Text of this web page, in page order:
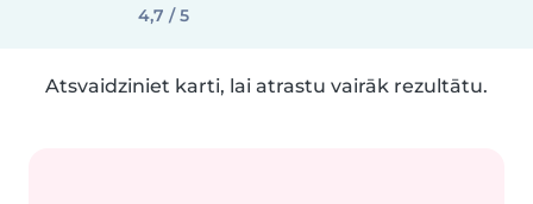
4,7 / 5
Atsvaidziniet karti, lai atrastu vairāk rezultātu.